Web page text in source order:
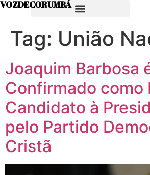
VOZDECORUMBÁ
Tag: União
Joaquim Barbosa
Confirmado como
Candidato à
pelo Partido
Cristã